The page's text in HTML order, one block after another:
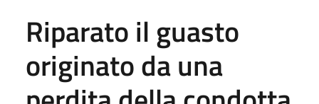
Riparato il guasto
originato da una